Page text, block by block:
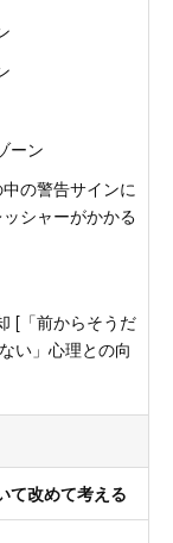
ーン
の警告サインに
シャーがかかる
[「前からそうだ
い」心理との向
て改めて考える